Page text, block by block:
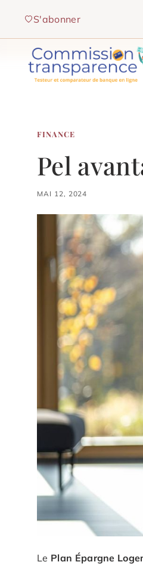
contenu
S'abonner
FINANCE
Pel
MAI 12, 2024
Le Plan Épargne